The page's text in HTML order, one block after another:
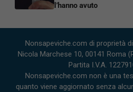
l’hanno avuto
Nonsapeviche.com di proprietà
Nicola Marchese 10, 00141 Roma
Partita I.V.A.
Nonsapeviche.com non è una
quanto viene aggiornato senza